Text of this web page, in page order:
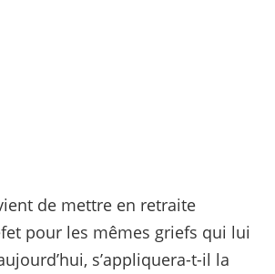
de mettre en retraite
pour les mêmes griefs qui lui
s’appliquera-t-il la